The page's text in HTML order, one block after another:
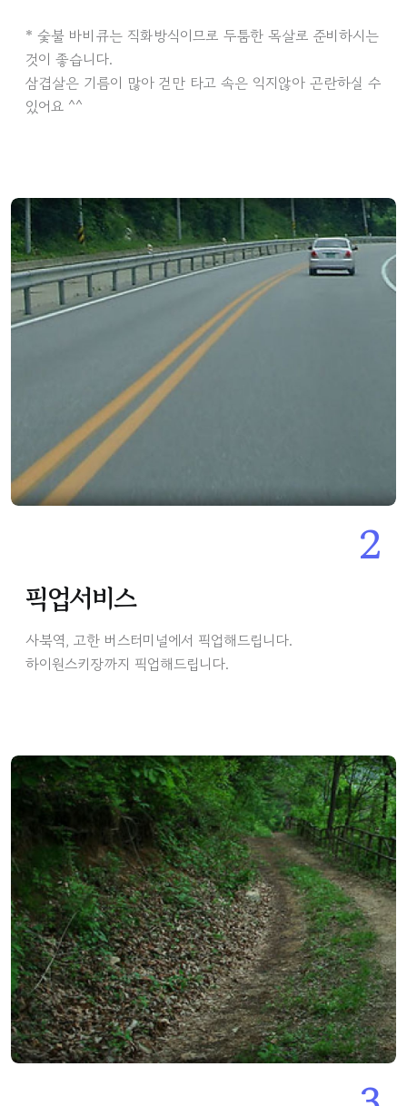
* 숯불 바비큐는 직화방식이므로 두툼한 목살로 준비하시는
것이 좋습니다.
삼겹살은 기름이 많아 걷만 타고 속은 익지않아 곤란하실 수
있어요 ^^
2
픽업서비스
사북역, 고한 버스터미널에서 픽업해드립니다.
하이원스키장까지 픽업해드립니다.